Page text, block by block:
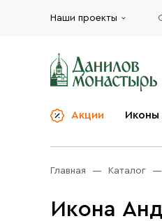
Наши проекты
Акции Иконы
Иконы
Бренды
Услуги
Главная Каталог
Икона